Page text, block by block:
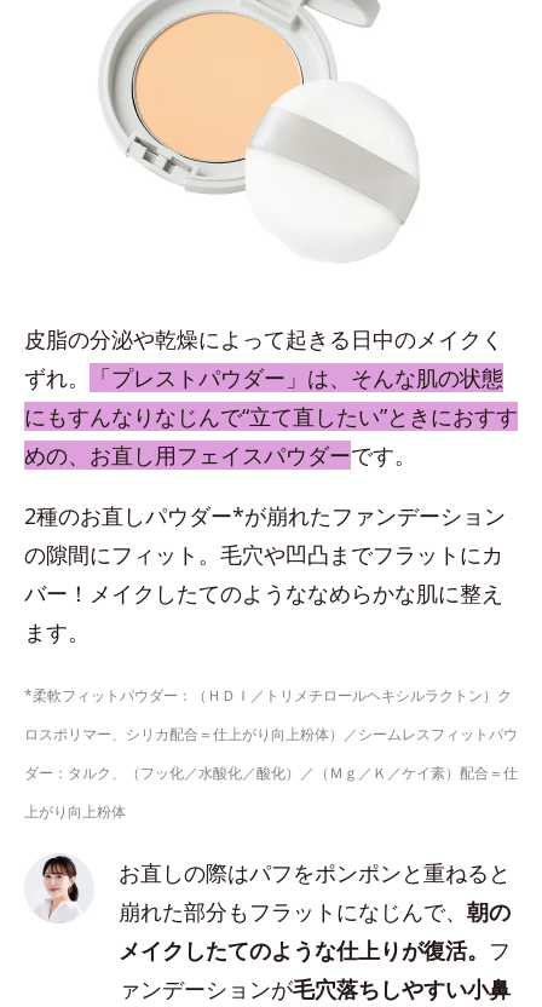
皮脂の分泌や乾燥によって起きる日中のメイクく
ずれ。
「プレストパウダー」は、そんな肌の状態
にもすんなりなじんで“立て直したい”ときにおすす
めの、お直し用フェイスパウダーです。
2種のお直しパウダー*が崩れたファンデーション
の隙間にフィット。毛穴や凹凸までフラットにカ
バー！メイクしたてのようななめらかな肌に整え
ます。
*柔軟フィットパウダー：（ＨＤＩ／トリメチロールヘキシルラクトン）ク
ロスポリマー、シリカ配合＝仕上がり向上粉体）／シームレスフィットパウ
ダー：タルク、（フッ化／水酸化／酸化）／（Ｍｇ／Ｋ／ケイ素）配合＝仕
上がり向上粉体
お直しの際はパフをポンポンと重ねると
崩れた部分もフラットになじんで、朝の
メイクしたてのような仕上りが復活。 フ
ァンデーションが毛穴落ちしやすい小鼻